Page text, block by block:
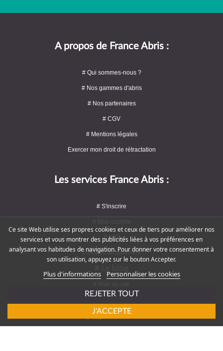
A propos de France Abris :
# Qui sommes-nous ?
# Nos gammes d'abris
# Nos partenaires
# CGV
# Mentions légales
Exercer mon droit de rétractation
Les services France Abris :
# S'inscrire
# FAQ
# Modes de paiement
Rejoignez-nous !
Ce site Web utilise ses propres cookies et ceux de tiers pour améliorer nos
services et vous montrer des publicités liées à vos préférences en
analysant vos habitudes de navigation. Pour donner votre consentement à
son utilisation, appuyez sur le bouton Accepter.
Plus d'informations Personnaliser les cookies
REJETER TOUT
J'ACCEPTE